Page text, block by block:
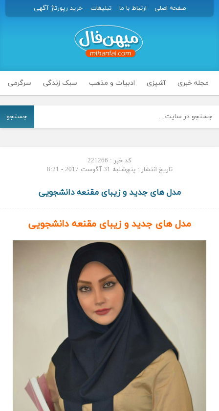
صفحه اصلی ارتباط با ما تبلیغات خرید رپورتاژ آگهی
مجله خبری آشپزی ادبیات و مذهب سبک زندگی سرگرمی
جستجو
کد خبر : 221266
تاریخ انتشار : پنج‌شنبه 31 آگوست 2017 - 8:21
مدل های جدید و زیبای مقنعه دانشجویی
مدل های جدید و زیبای مقنعه دانشجویی